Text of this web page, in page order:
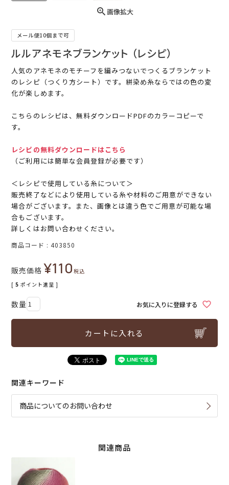
画像拡大
メール便10個まで可
ルルアネモネブランケット （レシピ）
人気のアネモネのモチーフを編みつないでつくるブランケット
のレシピ（つくり方シート）です。絣染め糸ならではの色の変
化が楽しめます。
こちらのレシピは、無料ダウンロードPDFのカラーコピーで
す。
レシピの無料ダウンロードはこちら
（ご利用には簡単な会員登録が必要です）
＜レシピで使用している糸について＞
販売終了などにより使用している糸や材料のご用意ができない
場合がございます。また、画像とは違う色でご用意が可能な場
合もございます。
詳しくはお問い合わせください。
商品コード 403850
販売価格 ¥110税込
[ 5 ポイント進呈 ]
お気に入りに登録する
カートに入れる
関連キーワード
商品についてのお問い合わせ
関連商品